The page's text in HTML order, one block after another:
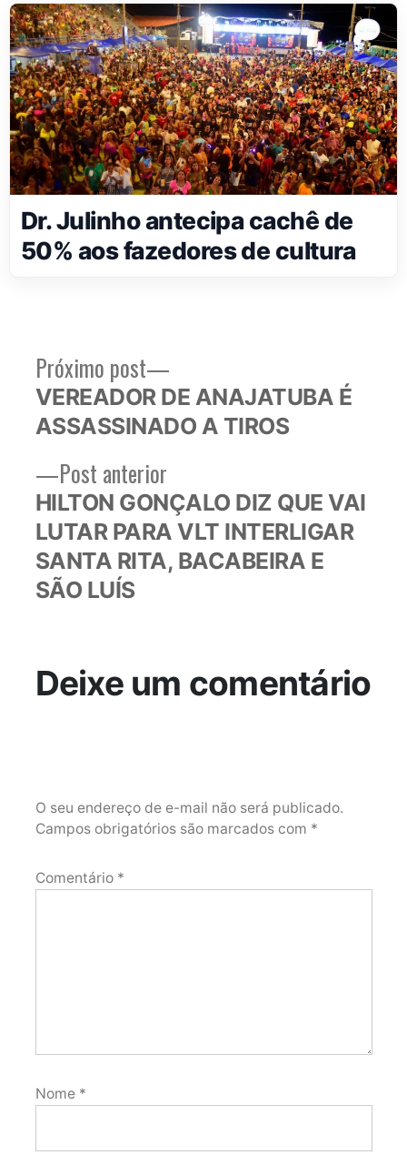
Dr. Julinho antecipa cachê de
50% aos fazedores de cultura
Navegação
de
Post
Post anteriorPost
anterior:
HILTON GONÇALO DIZ QUE VAI
LUTAR PARA VLT INTERLIGAR
SANTA RITA, BACABEIRA E
SÃO LUÍS
Próximo post
Próximo
post:
VEREADOR DE ANAJATUBA É
ASSASSINADO A TIROS
Deixe um comentário
O seu endereço de e-mail não será publicado.
Campos obrigatórios são marcados com *
Comentário *
Nome *